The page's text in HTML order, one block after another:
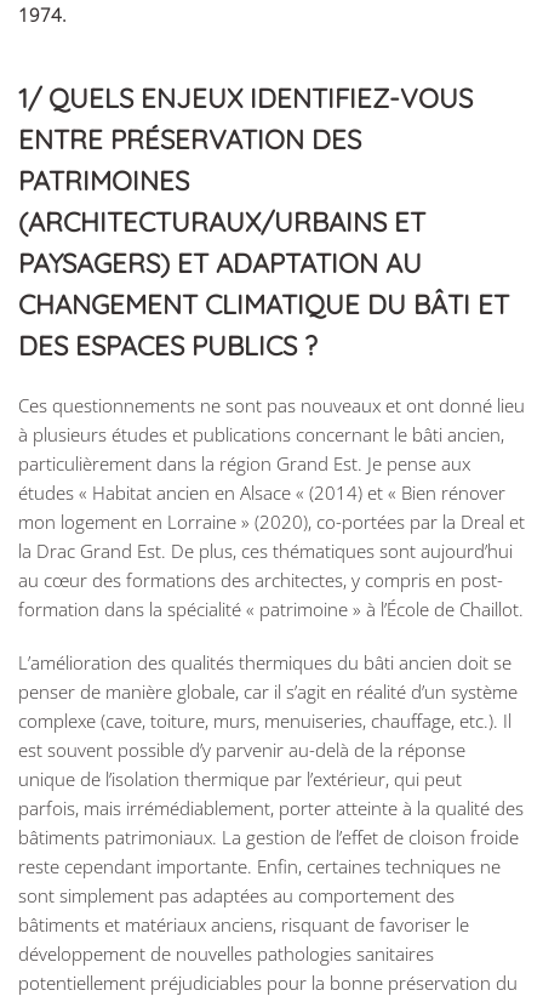
1974.
1/ QUELS ENJEUX IDENTIFIEZ-VOUS
ENTRE PRÉSERVATION DES
PATRIMOINES
(ARCHITECTURAUX/URBAINS ET
PAYSAGERS) ET ADAPTATION AU
CHANGEMENT CLIMATIQUE DU BÂTI ET
DES ESPACES PUBLICS ?
Ces questionnements ne sont pas nouveaux et ont donné lieu
à plusieurs études et publications concernant le bâti ancien,
particulièrement dans la région Grand Est. Je pense aux
études « Habitat ancien en Alsace « (2014) et « Bien rénover
mon logement en Lorraine » (2020), co-portées par la Dreal et
la Drac Grand Est. De plus, ces thématiques sont aujourd’hui
au cœur des formations des architectes, y compris en post-
formation dans la spécialité « patrimoine » à l’École de Chaillot.
L’amélioration des qualités thermiques du bâti ancien doit se
penser de manière globale, car il s’agit en réalité d’un système
complexe (cave, toiture, murs, menuiseries, chauffage, etc.). Il
est souvent possible d’y parvenir au-delà de la réponse
unique de l’isolation thermique par l’extérieur, qui peut
parfois, mais irrémédiablement, porter atteinte à la qualité des
bâtiments patrimoniaux. La gestion de l’effet de cloison froide
reste cependant importante. Enfin, certaines techniques ne
sont simplement pas adaptées au comportement des
bâtiments et matériaux anciens, risquant de favoriser le
développement de nouvelles pathologies sanitaires
potentiellement préjudiciables pour la bonne préservation du